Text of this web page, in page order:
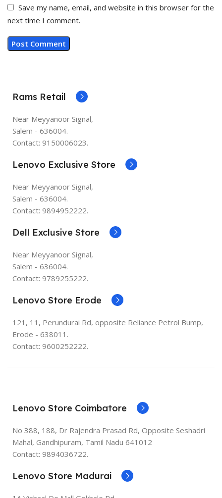
Save my name, email, and website in this browser for the
next time I comment.
Rams Retail
Near Meyyanoor Signal,
Salem - 636004.
Contact: 9150006023.
Lenovo Exclusive Store
Near Meyyanoor Signal,
Salem - 636004.
Contact: 9894952222.
Dell Exclusive Store
Near Meyyanoor Signal,
Salem - 636004.
Contact: 9789255222.
Lenovo Store Erode
121, 11, Perundurai Rd, opposite Reliance Petrol Bump,
Erode - 638011.
Contact: 9600252222.
Lenovo Store Coimbatore
No 388, 188, Dr Rajendra Prasad Rd, Opposite Seshadri
Mahal, Gandhipuram, Tamil Nadu 641012
Contact: 9894036722.
Lenovo Store Madurai